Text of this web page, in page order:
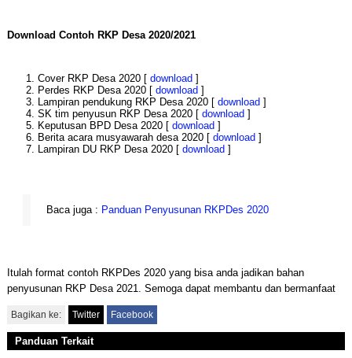
Download Contoh RKP Desa 2020/2021
Cover RKP Desa 2020 [ download ]
Perdes RKP Desa 2020 [ download ]
Lampiran pendukung RKP Desa 2020 [ download ]
SK tim penyusun RKP Desa 2020 [ download ]
Keputusan BPD Desa 2020 [ download ]
Berita acara musyawarah desa 2020 [ download ]
Lampiran DU RKP Desa 2020 [ download ]
Baca juga : Panduan Penyusunan RKPDes 2020
Itulah format contoh RKPDes 2020 yang bisa anda jadikan bahan
penyusunan RKP Desa 2021. Semoga dapat membantu dan bermanfaat
Bagikan ke: Twitter Facebook
Panduan Terkait